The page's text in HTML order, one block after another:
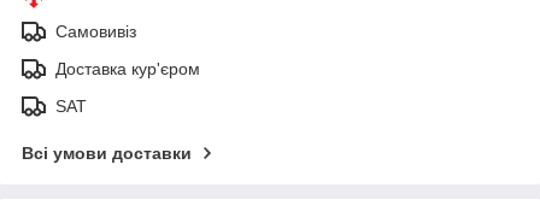
Самовивіз
Доставка кур'єром
SAT
Всі умови доставки